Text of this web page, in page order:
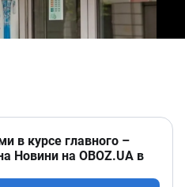
в курсе главного –
Новини на OBOZ.UA в